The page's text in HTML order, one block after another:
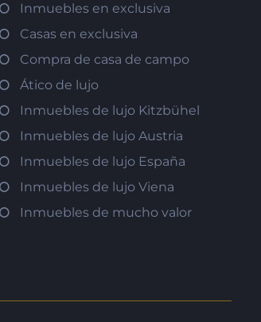
Inmuebles en exclusiva
Casas en exclusiva
Compra de casa de campo
Ático de lujo
Inmuebles de lujo Kitzbühel
Inmuebles de lujo Austria
Inmuebles de lujo España
Inmuebles de lujo Viena
Inmuebles de mucho valor